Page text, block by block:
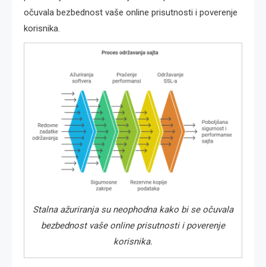
očuvala bezbednost vaše online prisutnosti i poverenje
korisnika.
Stalna ažuriranja su neophodna kako bi se očuvala
bezbednost vaše online prisutnosti i poverenje
korisnika.